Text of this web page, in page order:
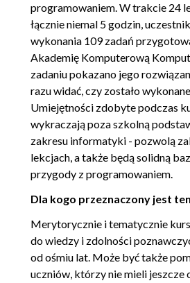
programowaniem. W trakcie 24
łącznie niemal 5 godzin,
wykonania 109 zadań
Akademię Komputerową
zadaniu pokazano jego
razu widać, czy zostało
Umiejętności zdobyte podczas
wykraczają poza szkolną
zakresu informatyki - pozwolą
lekcjach, a także będą solidną
przygody z programowaniem.
Dla kogo przeznaczony jest
Merytorycznie i tematycznie
do wiedzy i zdolności
od ośmiu lat. Może być także
uczniów, którzy nie mieli jeszcze